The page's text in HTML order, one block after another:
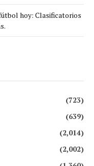
hoy: Clasificatorios
(723)
(639)
(2,014)
(2,002)